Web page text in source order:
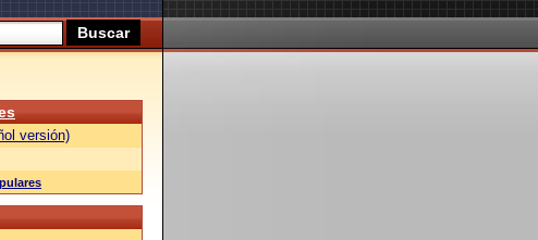
versión)